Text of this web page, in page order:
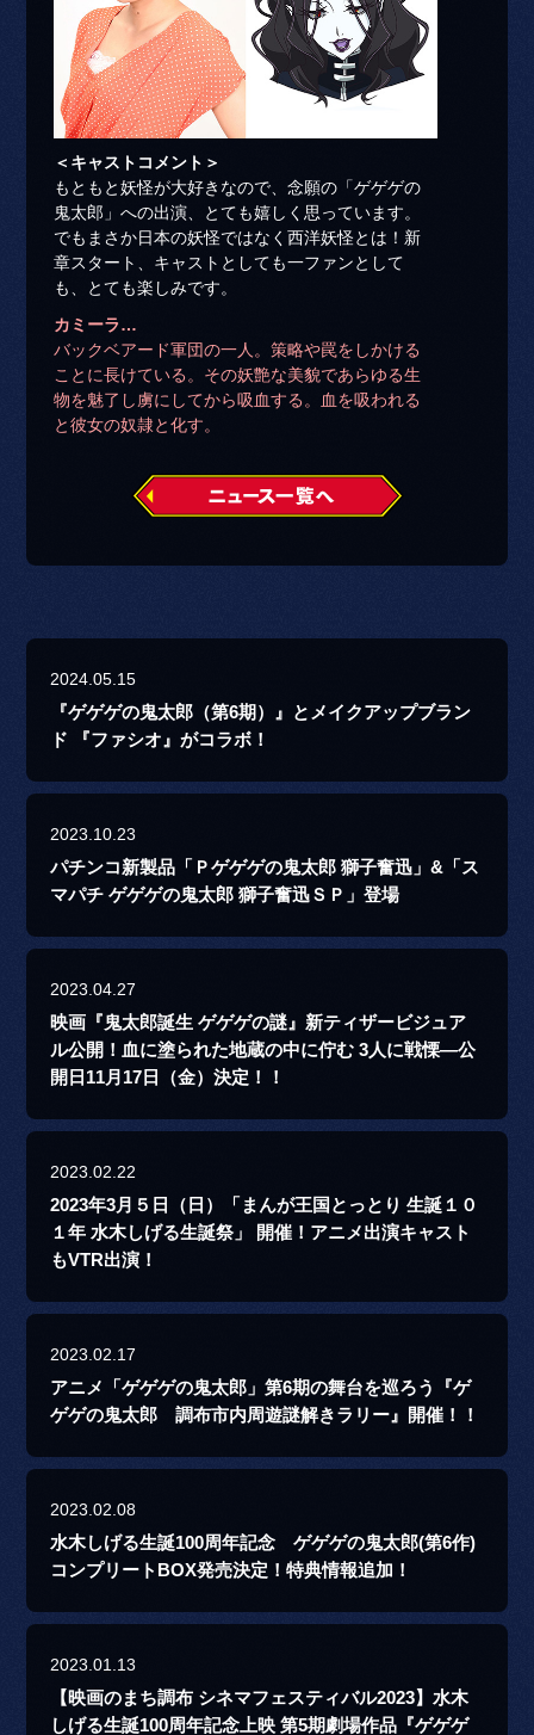
＜キャストコメント＞
もともと妖怪が大好きなので、念願の「ゲゲゲの
鬼太郎」への出演、とても嬉しく思っています。
でもまさか日本の妖怪ではなく西洋妖怪とは！新
章スタート、キャストとしても一ファンとして
も、とても楽しみです。
カミーラ…
バックベアード軍団の一人。策略や罠をしかける
ことに長けている。その妖艶な美貌であらゆる生
物を魅了し虜にしてから吸血する。血を吸われる
と彼女の奴隷と化す。
2024.05.15
『ゲゲゲの鬼太郎（第6期）』とメイクアップブラン
ド 『ファシオ』がコラボ！
2023.10.23
パチンコ新製品「Ｐゲゲゲの鬼太郎 獅子奮迅」&「ス
マパチ ゲゲゲの鬼太郎 獅子奮迅ＳＰ」登場
2023.04.27
映画『鬼太郎誕生 ゲゲゲの謎』新ティザービジュア
ル公開！血に塗られた地蔵の中に佇む 3人に戦慄―公
開日11月17日（金）決定！！
2023.02.22
2023年3月５日（日）「まんが王国とっとり 生誕１０
１年 水木しげる生誕祭」 開催！アニメ出演キャスト
もVTR出演！
2023.02.17
アニメ「ゲゲゲの鬼太郎」第6期の舞台を巡ろう『ゲ
ゲゲの鬼太郎 調布市内周遊謎解きラリー』開催！！
2023.02.08
水木しげる生誕100周年記念 ゲゲゲの鬼太郎(第6作)
コンプリートBOX発売決定！特典情報追加！
2023.01.13
【映画のまち調布 シネマフェスティバル2023】水木
しげる生誕100周年記念上映 第5期劇場作品『ゲゲゲ